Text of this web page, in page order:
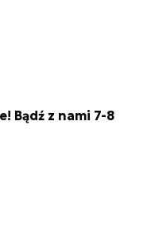
Bądź z nami 7-8